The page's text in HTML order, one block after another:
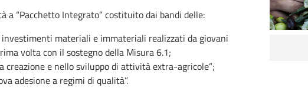
a “Pacchetto Integrato” costituito dai bandi delle:
investimenti materiali e immateriali realizzati da giovani
volta con il sostegno della Misura 6.1;
e nello sviluppo di attività extra-agricole”;
adesione a regimi di qualità”.